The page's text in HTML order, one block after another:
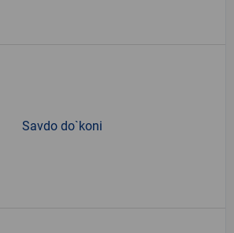
Savdo do`koni